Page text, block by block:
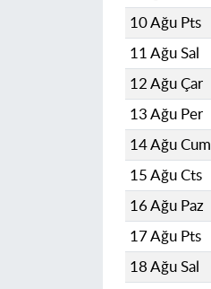
10 Ağu Pts
11 Ağu Sal
12 Ağu Çar
13 Ağu Per
14 Ağu Cum
15 Ağu Cts
16 Ağu Paz
17 Ağu Pts
18 Ağu Sal